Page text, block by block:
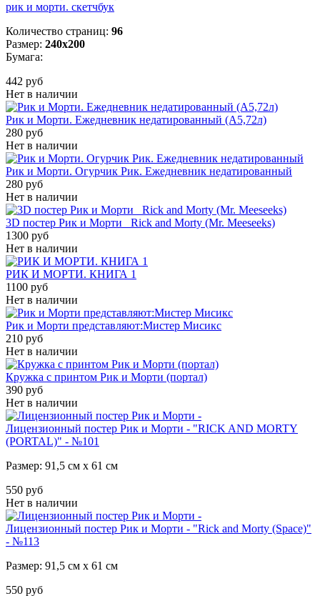
рик и морти. скетчбук
Количество страниц: 96
Размер: 240x200
Бумага:
442 руб
Нет в наличии
Рик и Морти. Ежедневник недатированный (А5,72л)
280 руб
Нет в наличии
Рик и Морти. Огурчик Рик. Ежедневник недатированный
280 руб
Нет в наличии
3D постер Рик и Морти _Rick and Morty (Mr. Meeseeks)
1300 руб
Нет в наличии
РИК И МОРТИ. КНИГА 1
1100 руб
Нет в наличии
Рик и Морти представляют:Мистер Мисикс
210 руб
Нет в наличии
Кружка с принтом Рик и Морти (портал)
390 руб
Нет в наличии
Лицензионный постер Рик и Морти - "RICK AND MORTY
(PORTAL)" - №101
Размер: 91,5 см х 61 см
550 руб
Нет в наличии
Лицензионный постер Рик и Морти - "Rick and Morty (Space)"
- №113
Размер: 91,5 см х 61 см
550 руб